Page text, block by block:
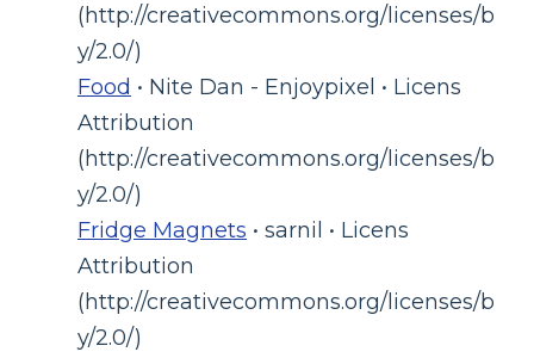
(http://creativecommons.org/licenses/b
y/2.0/)
Food • Nite Dan - Enjoypixel • Licens
Attribution
(http://creativecommons.org/licenses/b
y/2.0/)
Fridge Magnets • sarnil • Licens
Attribution
(http://creativecommons.org/licenses/b
y/2.0/)